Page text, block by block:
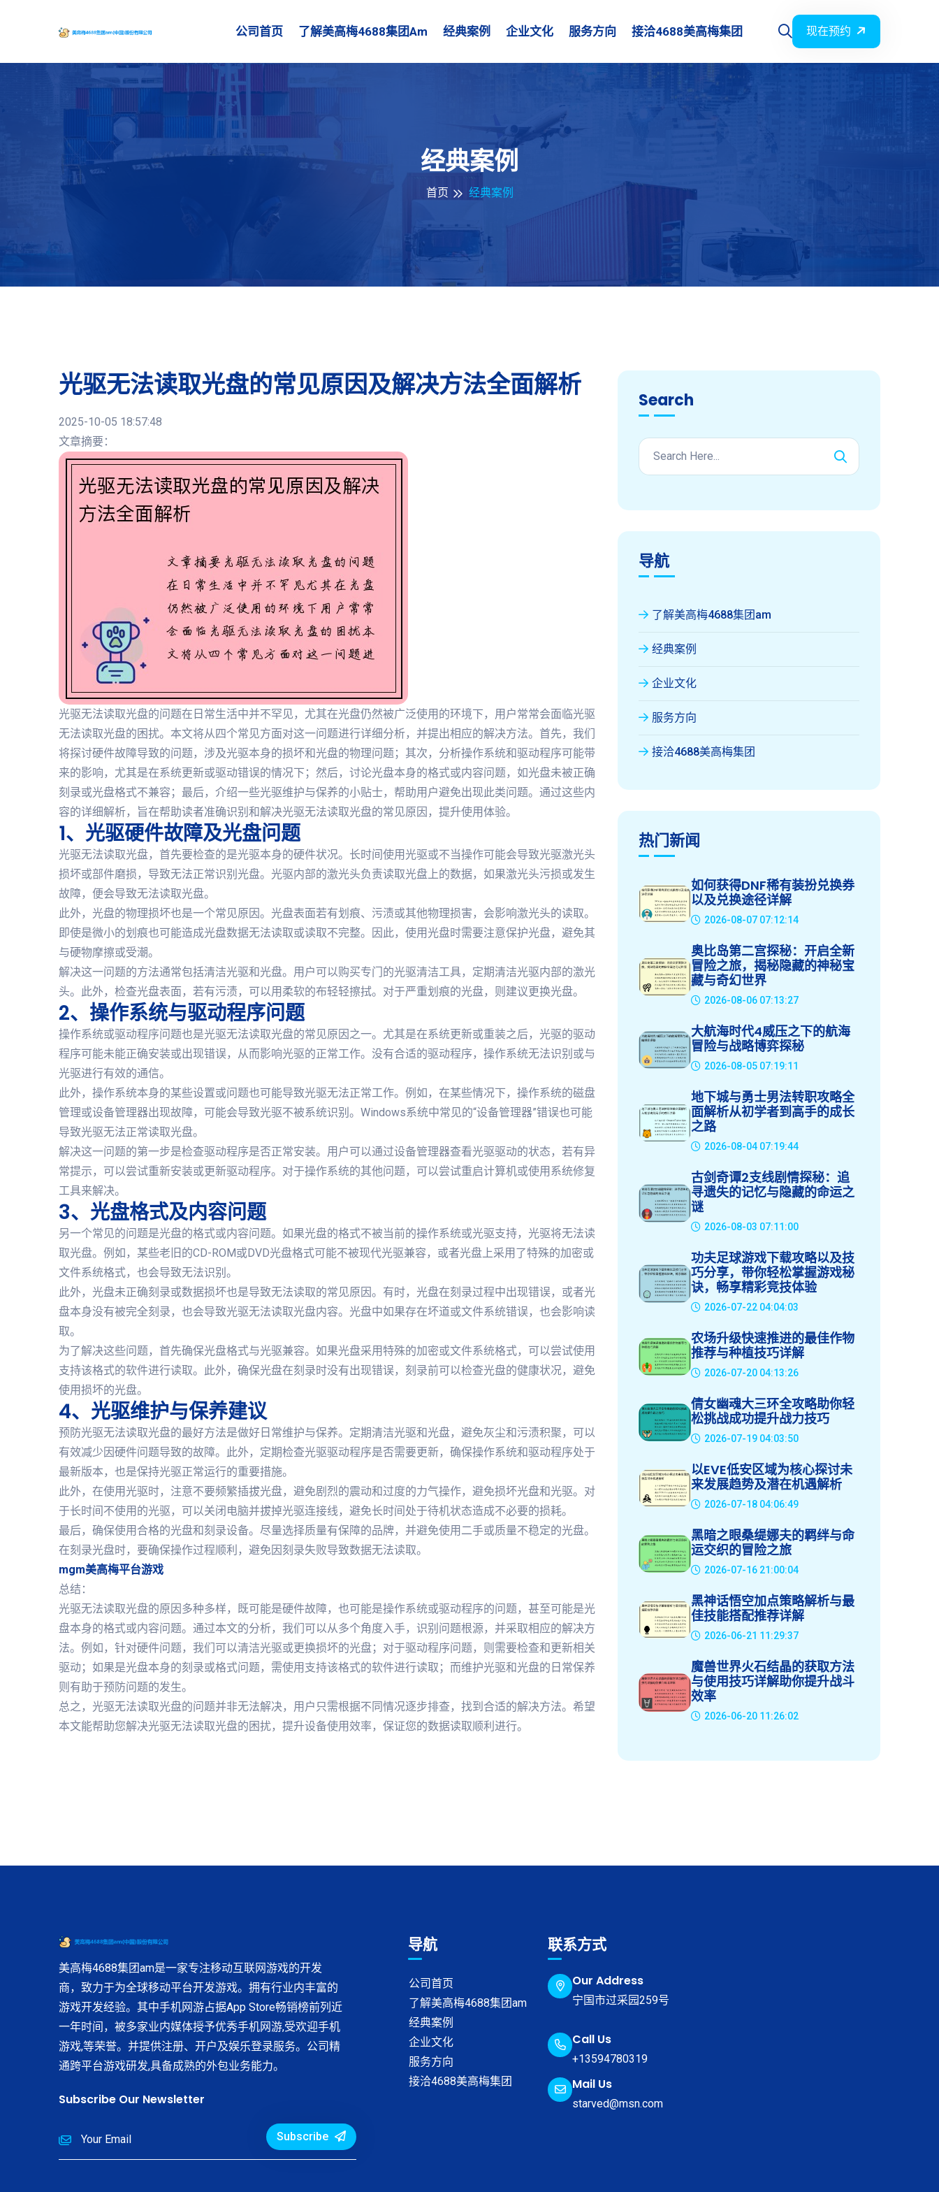
公司首页 了解美高梅4688集团am 经典案例 企业文化 服务方向 接洽4688美高梅集团 现在预约
经典案例
首页 经典案例
光驱无法读取光盘的常见原因及解决方法全面解析
2025-10-05 18:57:48
文章摘要：
光驱无法读取光盘的问题在日常生活中并不罕见，尤其在光盘仍然被广泛使用的环境下，用户常常会面临光驱
无法读取光盘的困扰。本文将从四个常见方面对这一问题进行详细分析，并提出相应的解决方法。首先，我们
将探讨硬件故障导致的问题，涉及光驱本身的损坏和光盘的物理问题；其次，分析操作系统和驱动程序可能带
来的影响，尤其是在系统更新或驱动错误的情况下；然后，讨论光盘本身的格式或内容问题，如光盘未被正确
刻录或光盘格式不兼容；最后，介绍一些光驱维护与保养的小贴士，帮助用户避免出现此类问题。通过这些内
容的详细解析，旨在帮助读者准确识别和解决光驱无法读取光盘的常见原因，提升使用体验。
1、光驱硬件故障及光盘问题
光驱无法读取光盘，首先要检查的是光驱本身的硬件状况。长时间使用光驱或不当操作可能会导致光驱激光头
损坏或部件磨损，导致无法正常识别光盘。光驱内部的激光头负责读取光盘上的数据，如果激光头污损或发生
故障，便会导致无法读取光盘。
此外，光盘的物理损坏也是一个常见原因。光盘表面若有划痕、污渍或其他物理损害，会影响激光头的读取。
即使是微小的划痕也可能造成光盘数据无法读取或读取不完整。因此，使用光盘时需要注意保护光盘，避免其
与硬物摩擦或受潮。
解决这一问题的方法通常包括清洁光驱和光盘。用户可以购买专门的光驱清洁工具，定期清洁光驱内部的激光
头。此外，检查光盘表面，若有污渍，可以用柔软的布轻轻擦拭。对于严重划痕的光盘，则建议更换光盘。
2、操作系统与驱动程序问题
操作系统或驱动程序问题也是光驱无法读取光盘的常见原因之一。尤其是在系统更新或重装之后，光驱的驱动
程序可能未能正确安装或出现错误，从而影响光驱的正常工作。没有合适的驱动程序，操作系统无法识别或与
光驱进行有效的通信。
此外，操作系统本身的某些设置或问题也可能导致光驱无法正常工作。例如，在某些情况下，操作系统的磁盘
管理或设备管理器出现故障，可能会导致光驱不被系统识别。Windows系统中常见的“设备管理器”错误也可能
导致光驱无法正常读取光盘。
解决这一问题的第一步是检查驱动程序是否正常安装。用户可以通过设备管理器查看光驱驱动的状态，若有异
常提示，可以尝试重新安装或更新驱动程序。对于操作系统的其他问题，可以尝试重启计算机或使用系统修复
工具来解决。
3、光盘格式及内容问题
另一个常见的问题是光盘的格式或内容问题。如果光盘的格式不被当前的操作系统或光驱支持，光驱将无法读
取光盘。例如，某些老旧的CD-ROM或DVD光盘格式可能不被现代光驱兼容，或者光盘上采用了特殊的加密或
文件系统格式，也会导致无法识别。
此外，光盘未正确刻录或数据损坏也是导致无法读取的常见原因。有时，光盘在刻录过程中出现错误，或者光
盘本身没有被完全刻录，也会导致光驱无法读取光盘内容。光盘中如果存在坏道或文件系统错误，也会影响读
取。
为了解决这些问题，首先确保光盘格式与光驱兼容。如果光盘采用特殊的加密或文件系统格式，可以尝试使用
支持该格式的软件进行读取。此外，确保光盘在刻录时没有出现错误，刻录前可以检查光盘的健康状况，避免
使用损坏的光盘。
4、光驱维护与保养建议
预防光驱无法读取光盘的最好方法是做好日常维护与保养。定期清洁光驱和光盘，避免灰尘和污渍积聚，可以
有效减少因硬件问题导致的故障。此外，定期检查光驱驱动程序是否需要更新，确保操作系统和驱动程序处于
最新版本，也是保持光驱正常运行的重要措施。
此外，在使用光驱时，注意不要频繁插拔光盘，避免剧烈的震动和过度的力气操作，避免损坏光盘和光驱。对
于长时间不使用的光驱，可以关闭电脑并拔掉光驱连接线，避免长时间处于待机状态造成不必要的损耗。
最后，确保使用合格的光盘和刻录设备。尽量选择质量有保障的品牌，并避免使用二手或质量不稳定的光盘。
在刻录光盘时，要确保操作过程顺利，避免因刻录失败导致数据无法读取。
mgm美高梅平台游戏
总结：
光驱无法读取光盘的原因多种多样，既可能是硬件故障，也可能是操作系统或驱动程序的问题，甚至可能是光
盘本身的格式或内容问题。通过本文的分析，我们可以从多个角度入手，识别问题根源，并采取相应的解决方
法。例如，针对硬件问题，我们可以清洁光驱或更换损坏的光盘；对于驱动程序问题，则需要检查和更新相关
驱动；如果是光盘本身的刻录或格式问题，需使用支持该格式的软件进行读取；而维护光驱和光盘的日常保养
则有助于预防问题的发生。
总之，光驱无法读取光盘的问题并非无法解决，用户只需根据不同情况逐步排查，找到合适的解决方法。希望
本文能帮助您解决光驱无法读取光盘的困扰，提升设备使用效率，保证您的数据读取顺利进行。
Search
导航
了解美高梅4688集团am
经典案例
企业文化
服务方向
接洽4688美高梅集团
热门新闻
如何获得DNF稀有装扮兑换券
以及兑换途径详解
2026-08-07 07:12:14
奥比岛第二宫探秘：开启全新
冒险之旅，揭秘隐藏的神秘宝
藏与奇幻世界
2026-08-06 07:13:27
大航海时代4威压之下的航海
冒险与战略博弈探秘
2026-08-05 07:19:11
地下城与勇士男法转职攻略全
面解析从初学者到高手的成长
之路
2026-08-04 07:19:44
古剑奇谭2支线剧情探秘：追
寻遗失的记忆与隐藏的命运之
谜
2026-08-03 07:11:00
功夫足球游戏下载攻略以及技
巧分享，带你轻松掌握游戏秘
诀，畅享精彩竞技体验
2026-07-22 04:04:03
农场升级快速推进的最佳作物
推荐与种植技巧详解
2026-07-20 04:13:26
倩女幽魂大三环全攻略助你轻
松挑战成功提升战力技巧
2026-07-19 04:03:50
以EVE低安区域为核心探讨未
来发展趋势及潜在机遇解析
2026-07-18 04:06:49
黑暗之眼桑缇娜夫的羁绊与命
运交织的冒险之旅
2026-07-16 21:00:04
黑神话悟空加点策略解析与最
佳技能搭配推荐详解
2026-06-21 11:29:37
魔兽世界火石结晶的获取方法
与使用技巧详解助你提升战斗
效率
2026-06-20 11:26:02
美高梅4688集团am是一家专注移动互联网游戏的开发
商，致力于为全球移动平台开发游戏。拥有行业内丰富的
游戏开发经验。其中手机网游占据App Store畅销榜前列近
一年时间，被多家业内媒体授予优秀手机网游,受欢迎手机
游戏,等荣誉。并提供注册、开户及娱乐登录服务。公司精
通跨平台游戏研发,具备成熟的外包业务能力。
Subscribe Our Newsletter
Subscribe
导航
公司首页
了解美高梅4688集团am
经典案例
企业文化
服务方向
接洽4688美高梅集团
联系方式
Our Address
宁国市过采园259号
Call Us
+13594780319
Mail Us
starved@msn.com